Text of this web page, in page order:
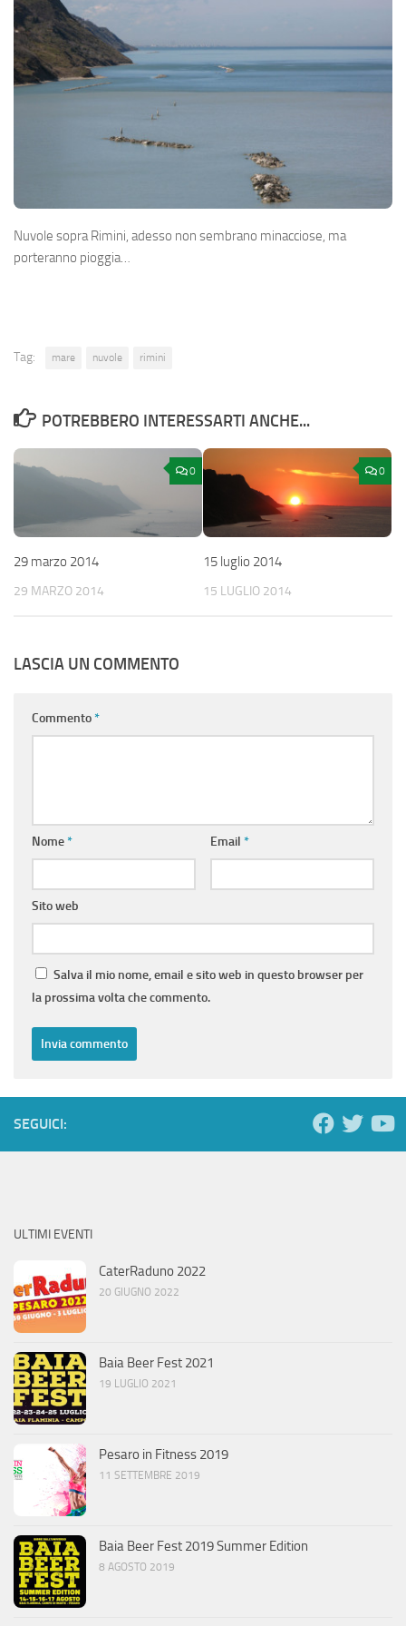
Nuvole sopra Rimini, adesso non sembrano minacciose, ma
porteranno pioggia…
Tag: mare nuvole rimini
POTREBBERO INTERESSARTI ANCHE...
0
29 marzo 2014
29 MARZO 2014
0
15 luglio 2014
15 LUGLIO 2014
LASCIA UN COMMENTO
Commento*
Nome* Email *
Sito web
Salva il mio nome, email e sito web in questo browser per
la prossima volta che commento.
SEGUICI:
ULTIMI EVENTI
CaterRaduno 2022
20 GIUGNO 2022
Baia Beer Fest 2021
19 LUGLIO 2021
Pesaro in Fitness 2019
11 SETTEMBRE 2019
Baia Beer Fest 2019 Summer Edition
8 AGOSTO 2019